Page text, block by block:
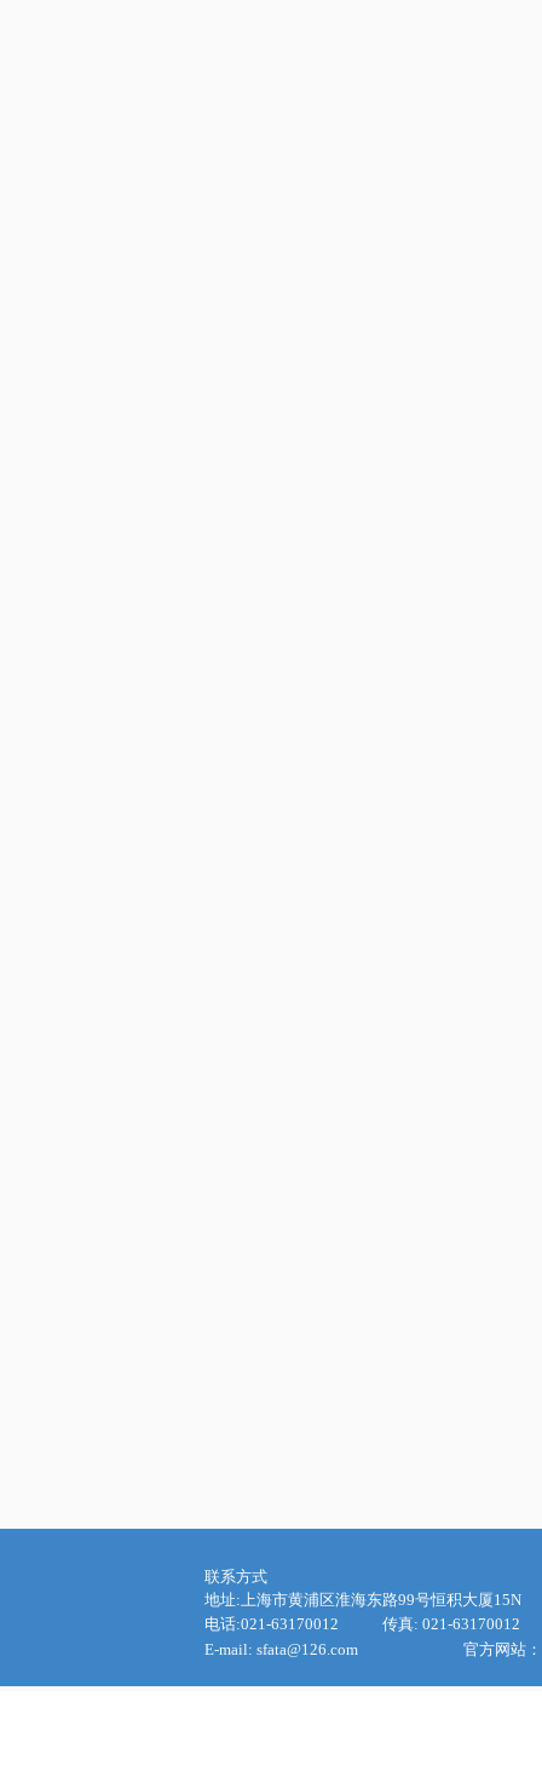
联系方式
地址:上海市黄浦区淮海东路99号恒积大厦15N
电话:021-63170012 传真: 021-63170012
E-mail: sfata@126.com 官方网站：